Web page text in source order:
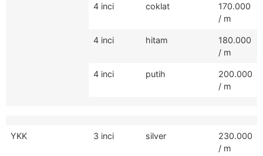
4 inci coklat
170.000
/ m
4 inci hitam
180.000
/ m
4 inci putih
200.000
/ m
YKK 3 inci silver
230.000
/ m